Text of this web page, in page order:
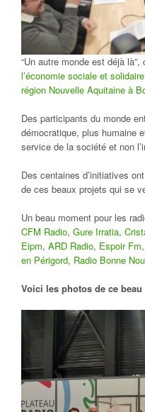
“Un autre monde est déjà là”,
l’économie sociale et
région Nouvelle Aquitaine à
Des participants du monde
démocratique, plus humaine
service de la société et non
Des centaines d’initiatives
de ces beaux projets qui se
Un beau moment pour les
CFM Radio, Gure Irratia,
Eipm, ARD Radio, Espoir Fm,
en Périgord, Radio Bonne
Voici les photos de ce